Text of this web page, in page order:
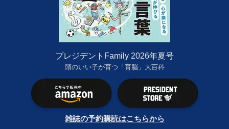
プレジデントFamily 2026年夏号
頭のいい子が育つ「育脳」大百科
雑誌の予約購読はこちらから